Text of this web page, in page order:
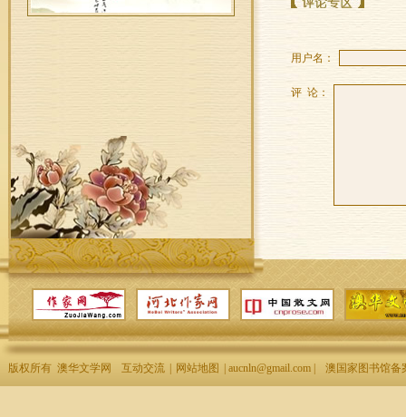
用户名：
评 论：
版权所有 澳华文学网 互动交流 | 网站地图 | aucnln@gmail.com | 澳国家图书馆备